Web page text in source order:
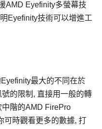
AMD Eyefinity多螢幕技
Eyefinity技術可以增進工
最大的不同在於
的限制, 直接用一般的轉
階的AMD FirePro
可時觀看更多的數據, 打